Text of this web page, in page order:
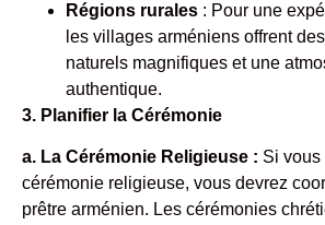
Régions rurales : Pour une
les villages arméniens offrent
naturels magnifiques et une
authentique.
3. Planifier la Cérémonie
a. La Cérémonie Religieuse : Si vous
cérémonie religieuse, vous devrez
prêtre arménien. Les cérémonies